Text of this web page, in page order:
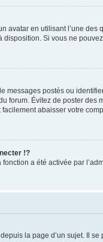
en utilisant l’une
Si vous ne
messages postés ou
forum. Évitez de poster
abaisser votre
!?
a été activée par
la page d’un sujet. Il